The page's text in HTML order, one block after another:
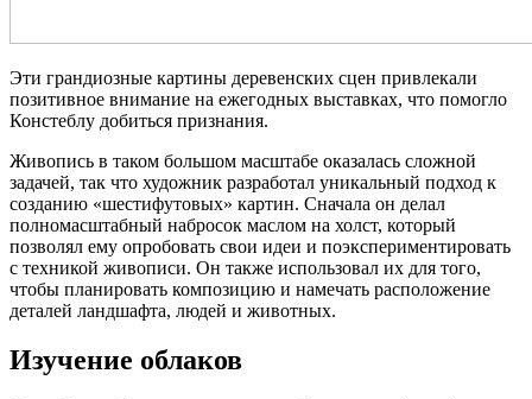
Эти грандиозные картины деревенских сцен привлекали
позитивное внимание на ежегодных выставках, что помогло
Констеблу добиться признания.
Живопись в таком большом масштабе оказалась сложной
задачей, так что художник разработал уникальный подход к
созданию «шестифутовых» картин. Сначала он делал
полномасштабный набросок маслом на холст, который
позволял ему опробовать свои идеи и поэкспериментировать
с техникой живописи. Он также использовал их для того,
чтобы планировать композицию и намечать расположение
деталей ландшафта, людей и животных.
Изучение облаков